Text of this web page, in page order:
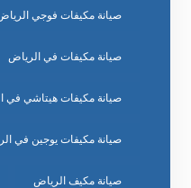
صيانة مكيفات فوجي
صيانة مكيفات في الرياض
صيانة مكيفات هيتاشي في
صيانة مكيفات يوجين في
صيانة مكيف الرياض